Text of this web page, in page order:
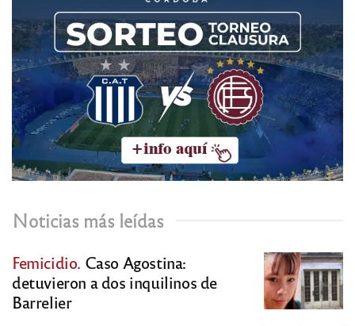
Noticias más leídas
Femicidio. Caso Agostina:
detuvieron a dos inquilinos de
Barrelier